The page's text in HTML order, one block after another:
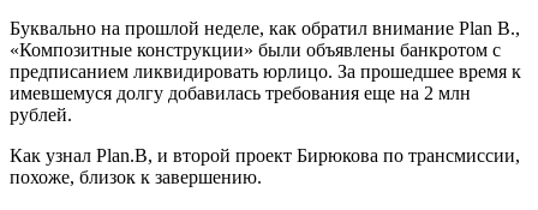
Буквально на прошлой неделе, как обратил внимание Plan B.,
«Композитные конструкции» были объявлены банкротом с
предписанием ликвидировать юрлицо. За прошедшее время к
имевшемуся долгу добавилась требования еще на 2 млн
рублей.
Как узнал Plan.B, и второй проект Бирюкова по трансмиссии,
похоже, близок к завершению.